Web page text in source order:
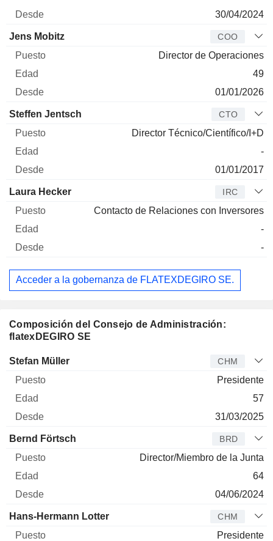
30/04/2024
Jens Mobitz COO
Director de Operaciones
49
01/01/2026
Steffen Jentsch CTO
Director Técnico/Científico/I+D
-
01/01/2017
Laura Hecker IRC
Contacto de Relaciones con Inversores
-
-
Acceder a la gobernanza de FLATEXDEGIRO SE.
Composición del Consejo de Administración:
flatexDEGIRO SE
Administrador
Stefan Müller CHM
Presidente
57
31/03/2025
Bernd Förtsch BRD
Director/Miembro de la Junta
64
04/06/2024
Hans-Hermann Lotter CHM
Presidente